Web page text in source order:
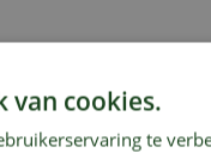
KIJK OOK EENS NAAR:
van cookies.
te